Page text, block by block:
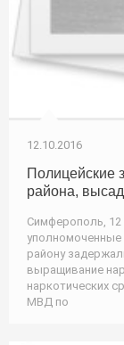
12.10.2016
Полицейские
района,
Симферополь, 12
району
выращивание
наркотических
МВД по